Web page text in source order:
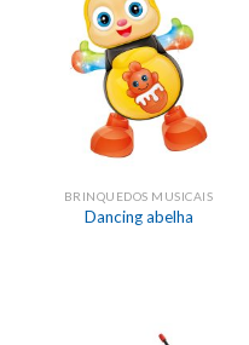
BRINQUEDOS MUSICAIS
Dancing abelha